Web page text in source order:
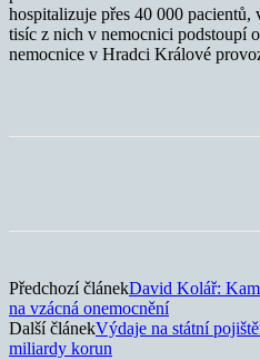
hospitalizuje přes 40 000 pacientů,
tisíc z nich v nemocnici podstoupí
nemocnice v Hradci Králové
Předchozí článekDavid Kolář:
na vzácná onemocnění
Další článekVýdaje na státní
miliardy korun